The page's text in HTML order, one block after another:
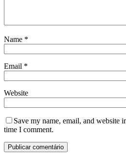
Name *
Email *
Website
Save my name, email, and website
time I comment.